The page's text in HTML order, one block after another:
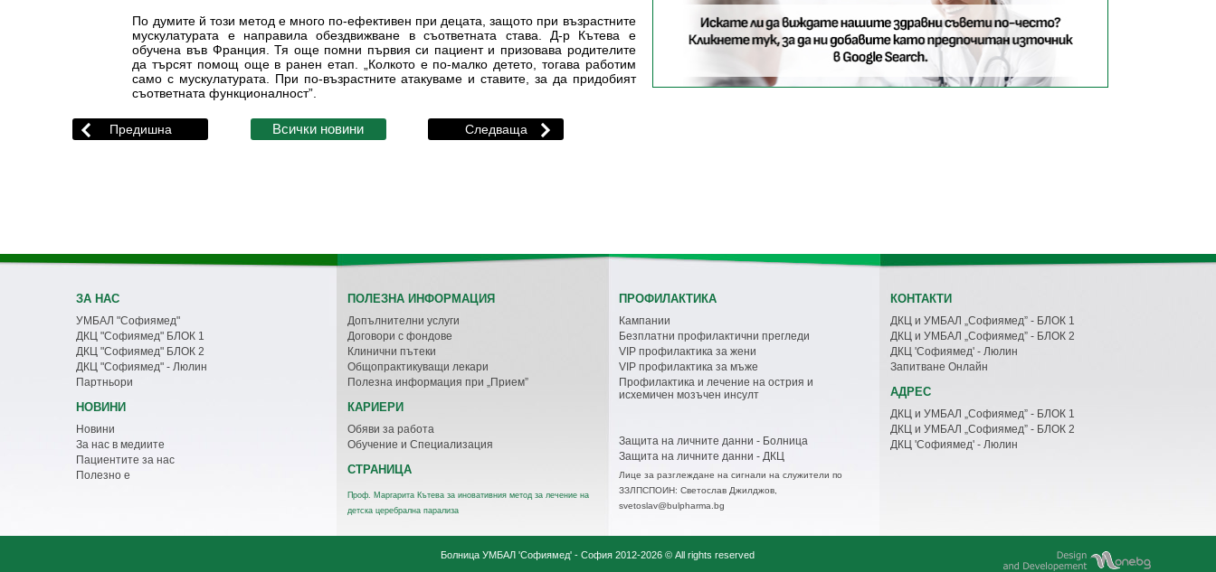
По думите й този метод е много по-ефективен при децата, защото при възрастните
мускулатурата е направила обездвижване в съответната става. Д-р Кътева е
обучена във Франция. Тя още помни първия си пациент и призовава родителите
да търсят помощ още в ранен етап. „Колкото е по-малко детето, тогава работим
само с мускулатурата. При по-възрастните атакуваме и ставите, за да придобият
съответната функционалност”.
ЗА НАС
УМБАЛ "Софиямед"
ДКЦ "Софиямед" БЛОК 1
ДКЦ "Софиямед" БЛОК 2
ДКЦ "Софиямед" - Люлин
Партньори
НОВИНИ
Новини
За нас в медиите
Пациентите за нас
Полезно е
ПОЛЕЗНА ИНФОРМАЦИЯ
Допълнителни услуги
Договори с фондове
Клинични пътеки
Общопрактикуващи лекари
Полезна информация при „Прием”
КАРИЕРИ
Обяви за работа
Обучение и Специализация
СТРАНИЦА
Проф. Маргарита Кътева за иновативния метод за лечение на
детска церебрална парализа
ПРОФИЛАКТИКА
Кампании
Безплатни профилактични прегледи
VIP профилактика за жени
VIP профилактика за мъже
Профилактика и лечение на острия и
исхемичен мозъчен инсулт
Защита на личните данни - Болница
Защита на личните данни - ДКЦ
Лице за разглеждане на сигнали на служители по
ЗЗЛПСПОИН: Светослав Джилджов,
svetoslav@bulpharma.bg
КОНТАКТИ
ДКЦ и УМБАЛ „Софиямед” - БЛОК 1
ДКЦ и УМБАЛ „Софиямед” - БЛОК 2
ДКЦ 'Софиямед' - Люлин
Запитване Онлайн
АДРЕС
ДКЦ и УМБАЛ „Софиямед” - БЛОК 1
ДКЦ и УМБАЛ „Софиямед” - БЛОК 2
ДКЦ 'Софиямед' - Люлин
Болница УМБАЛ 'Софиямед' - София2012-2026 © All rights reserved